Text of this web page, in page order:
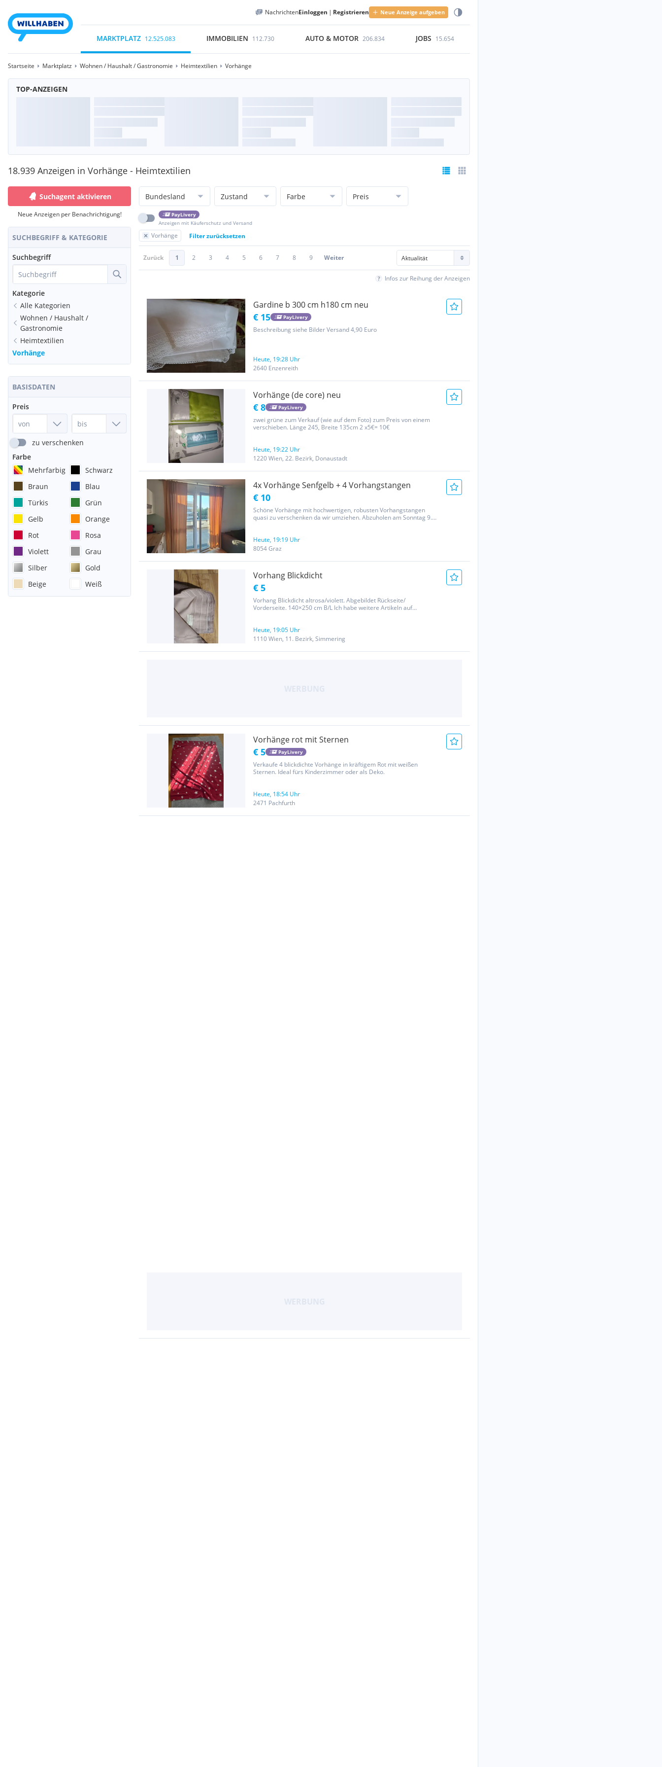
NachrichtenEinloggen | Registrieren Neue Anzeige aufgeben
MARKTPLATZ 12.525.083 IMMOBILIEN 112.730 AUTO & MOTOR 206.834 JOBS 15.654
Startseite Marktplatz Wohnen / Haushalt / Gastronomie Heimtextilien Vorhänge
TOP-ANZEIGEN
18.939 Anzeigen in Vorhänge - Heimtextilien
Suchagent aktivieren
Neue Anzeigen per Benachrichtigung!
SUCHBEGRIFF & KATEGORIE
Suchbegriff
Kategorie
Alle Kategorien
Wohnen / Haushalt /
Gastronomie
Heimtextilien
Vorhänge
BASISDATEN
Preis
zu verschenken
Farbe
Mehrfarbig
Schwarz
Braun
Blau
Türkis
Grün
Gelb
Orange
Rot
Rosa
Violett
Grau
Silber
Gold
Beige
Weiß
Bundesland Zustand Farbe Preis
PayLivery
Anzeigen mit Käuferschutz und Versand
Vorhänge Filter zurücksetzen
Zurück 1 2 3 4 5 6 7 8 9 Weiter
Infos zur Reihung der Anzeigen
Gardine b 300 cm h180 cm neu
€ 15 PayLivery
Beschreibung siehe Bilder Versand 4,90 Euro
Heute, 19:28 Uhr
2640 Enzenreith
Vorhänge (de core) neu
€ 8 PayLivery
zwei grüne zum Verkauf (wie auf dem Foto) zum Preis von einem
verschieben. Länge 245, Breite 135cm 2 x5€= 10€
Heute, 19:22 Uhr
1220 Wien, 22. Bezirk, Donaustadt
4x Vorhänge Senfgelb + 4 Vorhangstangen
€ 10
Schöne Vorhänge mit hochwertigen, robusten Vorhangstangen
quasi zu verschenken da wir umziehen. Abzuholen am Sonntag 9.8
Heute, 19:19 Uhr
8054 Graz
Vorhang Blickdicht
€ 5
Vorhang Blickdicht altrosa/violett. Abgebildet Rückseite/
Vorderseite. 140×250 cm B/L Ich habe weitere Artikeln auf
Heute, 19:05 Uhr
1110 Wien, 11. Bezirk, Simmering
Vorhänge rot mit Sternen
€ 5 PayLivery
Verkaufe 4 blickdichte Vorhänge in kräftigem Rot mit weißen
Sternen. Ideal fürs Kinderzimmer oder als Deko.
Heute, 18:54 Uhr
2471 Pachfurth